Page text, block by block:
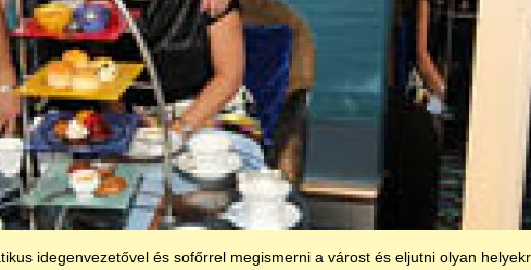
idegenvezetővel és sofőrrel megismerni a várost és eljutni olyan